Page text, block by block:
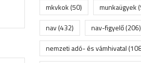
mkvkok(50) munkaügyek
nav(432) nav-figyelő(206)
nemzeti adó- és vámhivatal